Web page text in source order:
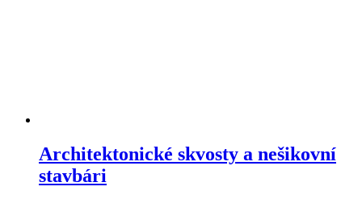
Architektonické skvosty a nešikovní
stavbári